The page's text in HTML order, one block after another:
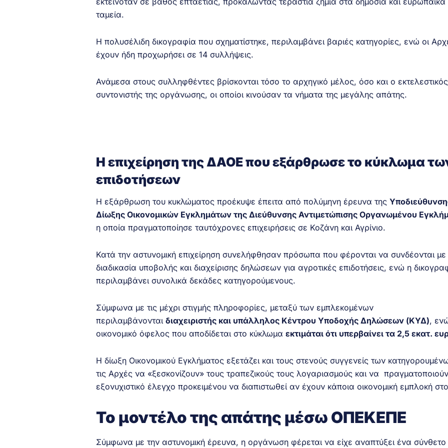
ταμεία.
Η πολυσέλιδη δικογραφία που σχηματίστηκε, περιλαμβάνει βαριές κατηγορίες, ενώ οι
έχουν ήδη προχωρήσει σε 14 συλλήψεις.
Ανάμεσα στους συλληφθέντες βρίσκονται τόσο το αρχηγικό μέλος, όσο και ο εκτελεστικός
συντονιστής της οργάνωσης, οι οποίοι κινούσαν τα νήματα της μεγάλης απάτης.
Η επιχείρηση της ΔΑΟΕ που εξάρθρωσε το κύκλωμα
επιδοτήσεων
Η εξάρθρωση του κυκλώματος προέκυψε έπειτα από πολύμηνη έρευνα της
Δίωξης Οικονομικών Εγκλημάτων της Διεύθυνσης Αντιμετώπισης Οργανωμένου
η οποία πραγματοποίησε ταυτόχρονες επιχειρήσεις σε Κοζάνη και Αγρίνιο.
Κατά την αστυνομική επιχείρηση συνελήφθησαν πρόσωπα που φέρονται να συνδέονται με
διαδικασία υποβολής και διαχείρισης δηλώσεων για αγροτικές επιδοτήσεις, ενώ η
περιλαμβάνει συνολικά δεκάδες κατηγορούμενους.
Σύμφωνα με τις μέχρι στιγμής πληροφορίες, μεταξύ των εμπλεκομένων
περιλαμβάνονται διαχειριστής και υπάλληλος Κέντρου Υποδοχής Δηλώσεων (ΚΥΔ),
οικονομικό όφελος που αποδίδεται στο κύκλωμα εκτιμάται ότι υπερβαίνει τα 2,5 εκατ.
Η δίωξη Οικονομικού Εγκλήματος εξετάζει και τους στενούς συγγενείς των
τις Αρχές να «ξεσκονίζουν» τους τραπεζικούς τους λογαριασμούς και να πραγματοποιούν
εξονυχιστικό έλεγχο προκειμένου να διαπιστωθεί αν έχουν κάποια οικονομική εμπλοκή
Το μοντέλο της απάτης μέσω ΟΠΕΚΕΠΕ
Σύμφωνα με την αστυνομική έρευνα, η οργάνωση φέρεται να είχε αναπτύξει ένα σύνθετο